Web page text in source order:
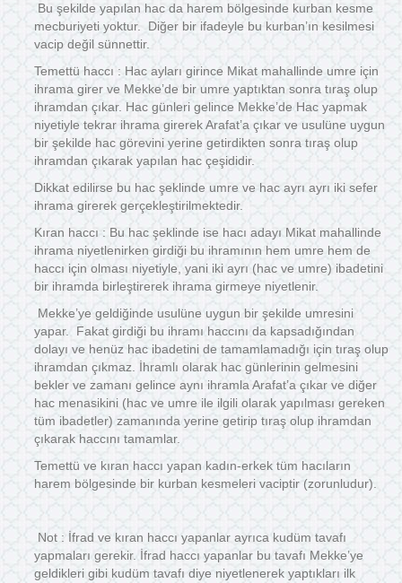
Bu şekilde yapılan hac da harem bölgesinde kurban kesme
mecburiyeti yoktur. Diğer bir ifadeyle bu kurban’ın kesilmesi
vacip değil sünnettir.
Temettü haccı : Hac ayları girince Mikat mahallinde umre için
ihrama girer ve Mekke’de bir umre yaptıktan sonra tıraş olup
ihramdan çıkar. Hac günleri gelince Mekke’de Hac yapmak
niyetiyle tekrar ihrama girerek Arafat’a çıkar ve usulüne uygun
bir şekilde hac görevini yerine getirdikten sonra tıraş olup
ihramdan çıkarak yapılan hac çeşididir.
Dikkat edilirse bu hac şeklinde umre ve hac ayrı ayrı iki sefer
ihrama girerek gerçekleştirilmektedir.
Kıran haccı : Bu hac şeklinde ise hacı adayı Mikat mahallinde
ihrama niyetlenirken girdiği bu ihramının hem umre hem de
haccı için olması niyetiyle, yani iki ayrı (hac ve umre) ibadetini
bir ihramda birleştirerek ihrama girmeye niyetlenir.
Mekke’ye geldiğinde usulüne uygun bir şekilde umresini
yapar. Fakat girdiği bu ihramı haccını da kapsadığından
dolayı ve henüz hac ibadetini de tamamlamadığı için tıraş olup
ihramdan çıkmaz. İhramlı olarak hac günlerinin gelmesini
bekler ve zamanı gelince aynı ihramla Arafat’a çıkar ve diğer
hac menasikini (hac ve umre ile ilgili olarak yapılması gereken
tüm ibadetler) zamanında yerine getirip tıraş olup ihramdan
çıkarak haccını tamamlar.
Temettü ve kıran haccı yapan kadın-erkek tüm hacıların
harem bölgesinde bir kurban kesmeleri vaciptir (zorunludur).
Not : İfrad ve kıran haccı yapanlar ayrıca kudüm tavafı
yapmaları gerekir. İfrad haccı yapanlar bu tavafı Mekke’ye
geldikleri gibi kudüm tavafı diye niyetlenerek yaptıkları ilk